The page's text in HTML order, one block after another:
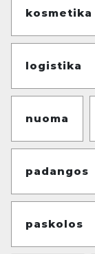
kosmetika
logistika
nuoma
padangos
paskolos